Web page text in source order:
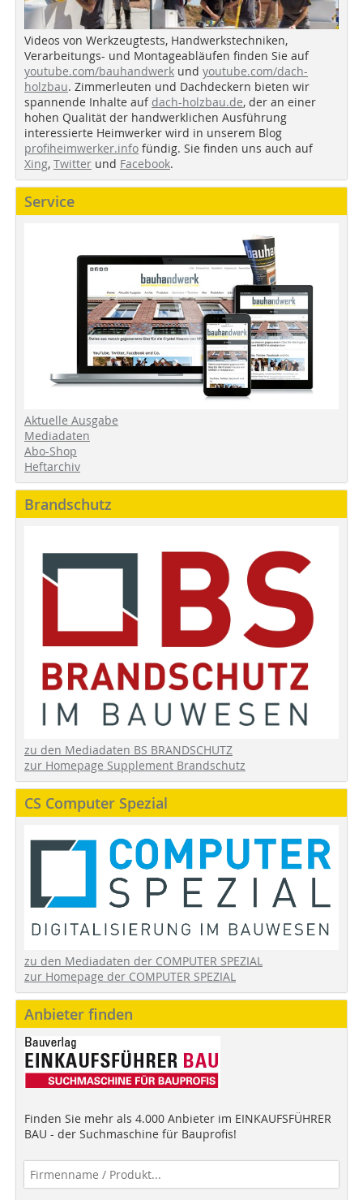
Videos von Werkzeugtests, Handwerkstechniken,
Verarbeitungs- und Montageabläufen finden Sie auf
youtube.com/bauhandwerk und youtube.com/dach-
holzbau. Zimmerleuten und Dachdeckern bieten wir
spannende Inhalte auf dach-holzbau.de, der an einer
hohen Qualität der handwerklichen Ausführung
interessierte Heimwerker wird in unserem Blog
profiheimwerker.info fündig. Sie finden uns auch auf
Xing, Twitter und Facebook.
Service
Aktuelle Ausgabe
Mediadaten
Abo-Shop
Heftarchiv
Brandschutz
zu den Mediadaten BS BRANDSCHUTZ
zur Homepage Supplement Brandschutz
CS Computer Spezial
zu den Mediadaten der COMPUTER SPEZIAL
zur Homepage der COMPUTER SPEZIAL
Anbieter finden
Finden Sie mehr als 4.000 Anbieter im EINKAUFSFÜHRER
BAU - der Suchmaschine für Bauprofis!